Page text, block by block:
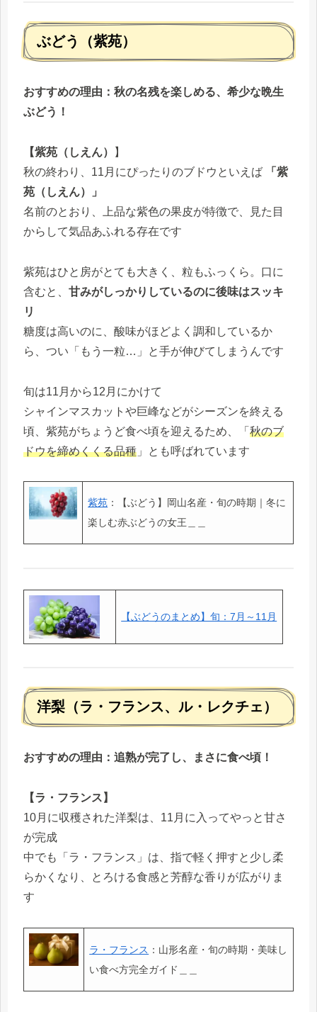
ぶどう（紫苑）
おすすめの理由：秋の名残を楽しめる、希少な晩生
ぶどう！
【紫苑（しえん）
】
秋の終わり、11月にぴったりのブドウといえば
「紫
苑（しえん）」
名前のとおり、上品な紫色の果皮が特徴で、見た目
からして気品あふれる存在です
紫苑はひと房がとても大きく、粒もふっくら。口に
含むと、 甘みがしっかりしているのに後味はスッキ
リ
糖度は高いのに、酸味がほどよく調和しているか
ら、つい「もう一粒…」と手が伸びてしまうんです
旬は11月から12月にかけて
シャインマスカットや巨峰などがシーズンを終える
頃、紫苑がちょうど食べ頃を迎えるため、「 秋のブ
ドウを締めくくる品種 」とも呼ばれています
紫苑 ：【ぶどう】岡山名産・旬の時期｜冬に
楽しむ赤ぶどうの女王＿＿
【ぶどうのまとめ】旬：7月～11月
洋梨（ラ・フランス、ル・レクチェ）
おすすめの理由：追熟が完了し、まさに食べ頃！
【ラ・フランス】
10月に収穫された洋梨は、11月に入ってやっと甘さ
が完成
中でも「ラ・フランス」は、指で軽く押すと少し柔
らかくなり、とろける食感と芳醇な香りが広がりま
す
ラ・フランス ：山形名産・旬の時期・美味し
い食べ方完全ガイド＿＿